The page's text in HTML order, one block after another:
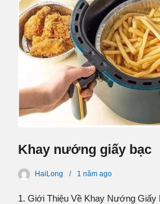
Khay nướng giấy bạc
HaiLong 1 năm ago
1. Giới Thiệu Về Khay Nướng Giấy